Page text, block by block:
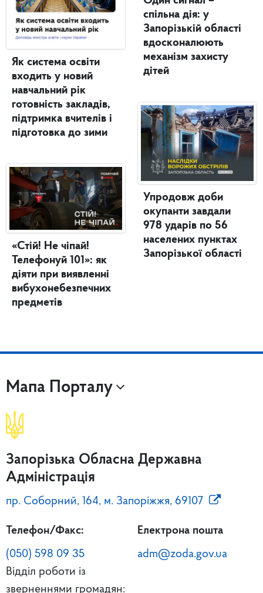
Як система освіти
входить у новий
навчальний рік
готовність закладів,
підтримка вчителів і
підготовка до зими
«Стій! Не чіпай!
Телефонуй 101»: як
діяти при виявленні
вибухонебезпечних
предметів
спільна дія: у
Запорізькій області
вдосконалюють
механізм захисту
дітей
Упродовж доби
окупанти завдали
978 ударів по 56
населених пунктах
Запорізької області
Мапа Порталу
Запорізька Обласна Державна
Адміністрація
пр. Соборний, 164, м. Запоріжжя, 69107
Телефон/Факс:
(050) 598 09 35
Відділ роботи із
зверненнями громадян:
Електрона пошта
adm@zoda.gov.ua